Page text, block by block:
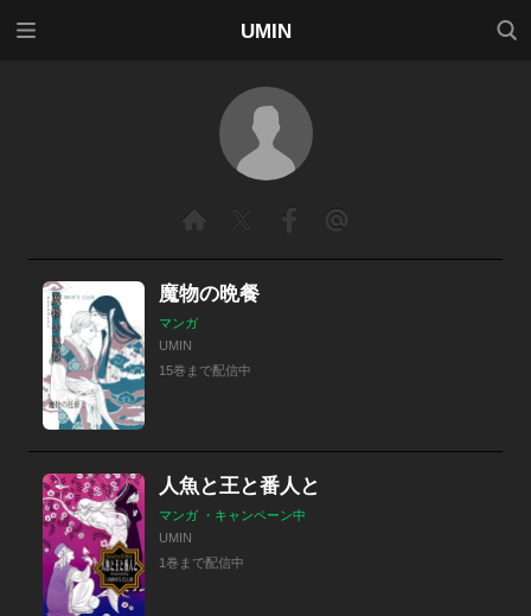
UMIN
検索
魔物の晩餐
マンガ
UMIN
15巻まで配信中
人魚と王と番人と
マンガ ・キャンペーン中
UMIN
1巻まで配信中